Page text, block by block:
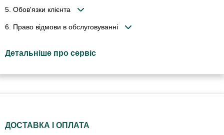
5. Обов'язки клієнта
6. Право відмови в обслуговуванні
Детальніше про сервіс
ДОСТАВКА І ОПЛАТА